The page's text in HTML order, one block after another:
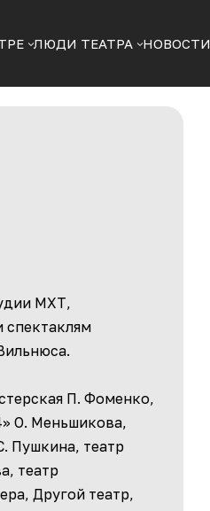
ЛЮДИ ТЕАТРА НОВОСТИ
МХТ,
спектаклям
П. Фоменко,
О. Меньшикова,
Пушкина, театр
театр
Другой театр,